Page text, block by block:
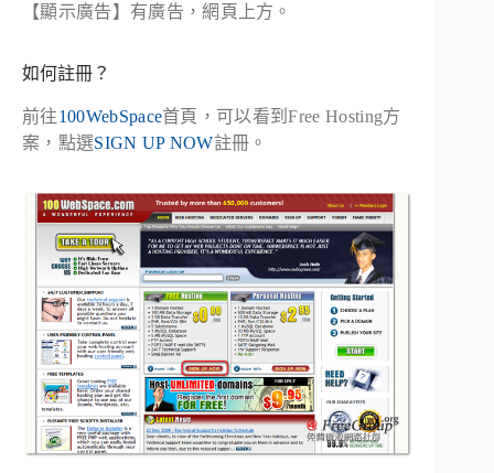
【顯示廣告】有廣告，網頁上方。
如何註冊？
前往100WebSpace首頁，可以看到Free Hosting方
案，點選SIGN UP NOW註冊。